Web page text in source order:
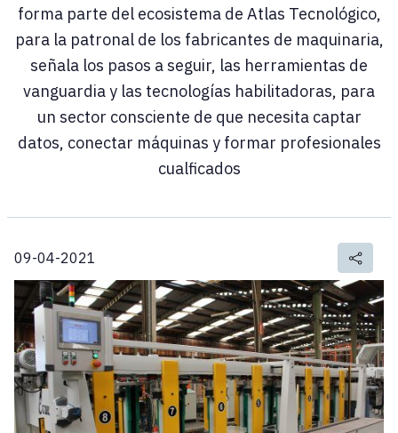
forma parte del ecosistema de Atlas Tecnológico,
para la patronal de los fabricantes de maquinaria,
señala los pasos a seguir, las herramientas de
vanguardia y las tecnologías habilitadoras, para
un sector consciente de que necesita captar
datos, conectar máquinas y formar profesionales
cualficados
09-04-2021